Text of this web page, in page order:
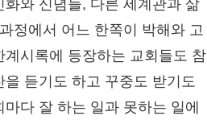
와 신념들, 다른 세계관과 삶
정에서 어느 한쪽이 박해와 고
시록에 등장하는 교회들도 참
듣기도 하고 꾸중도 받기도
다 잘 하는 일과 못하는 일에